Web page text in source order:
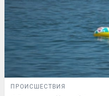
ПРОИСШЕСТВИЯ